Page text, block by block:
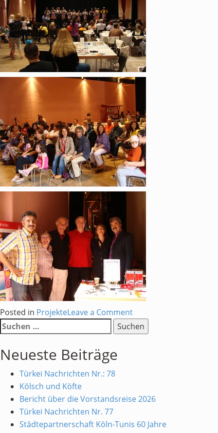
Posted in ProjekteLeave a Commenton
Infostand
beim
Suchen
nach:
Neueste Beiträge
Türkei Nachrichten Nr.: 78
Kölsch und Köfte
Bericht über die Vorstandsreise 2026
Türkei Nachrichten Nr. 77
Städtepartnerschaft Köln-Tunis 60 Jahre
KONTAKT